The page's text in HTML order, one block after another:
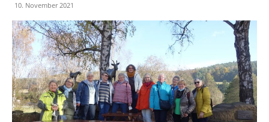
10. November 2021